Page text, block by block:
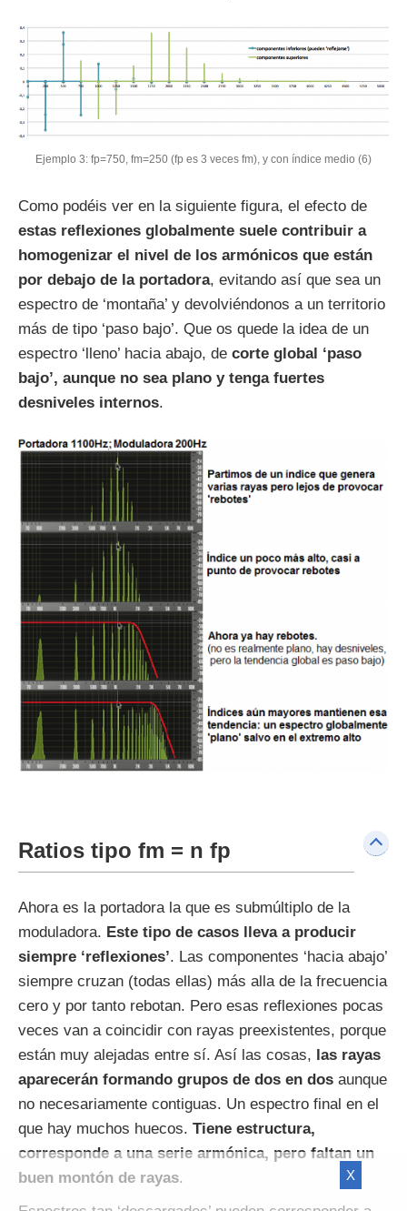
Ejemplo 3: fp=750, fm=250 (fp es 3 veces fm), y con índice medio (6)
Como podéis ver en la siguiente figura, el efecto de
estas reflexiones globalmente suele contribuir a
homogenizar el nivel de los armónicos que están
por debajo de la portadora, evitando así que sea un
espectro de ‘montaña’ y devolviéndonos a un territorio
más de tipo ‘paso bajo’. Que os quede la idea de un
espectro ‘lleno’ hacia abajo, de corte global ‘paso
bajo’, aunque no sea plano y tenga fuertes
desniveles internos.
Ratios tipo fm = n fp
Ahora es la portadora la que es submúltiplo de la
moduladora. Este tipo de casos lleva a producir
siempre ‘reflexiones’. Las componentes ‘hacia abajo’
siempre cruzan (todas ellas) más alla de la frecuencia
cero y por tanto rebotan. Pero esas reflexiones pocas
veces van a coincidir con rayas preexistentes, porque
están muy alejadas entre sí. Así las cosas, las rayas
aparecerán formando grupos de dos en dos aunque
no necesariamente contiguas. Un espectro final en el
que hay muchos huecos. Tiene estructura,
corresponde a una serie armónica, pero faltan un
buen montón de rayas.
X